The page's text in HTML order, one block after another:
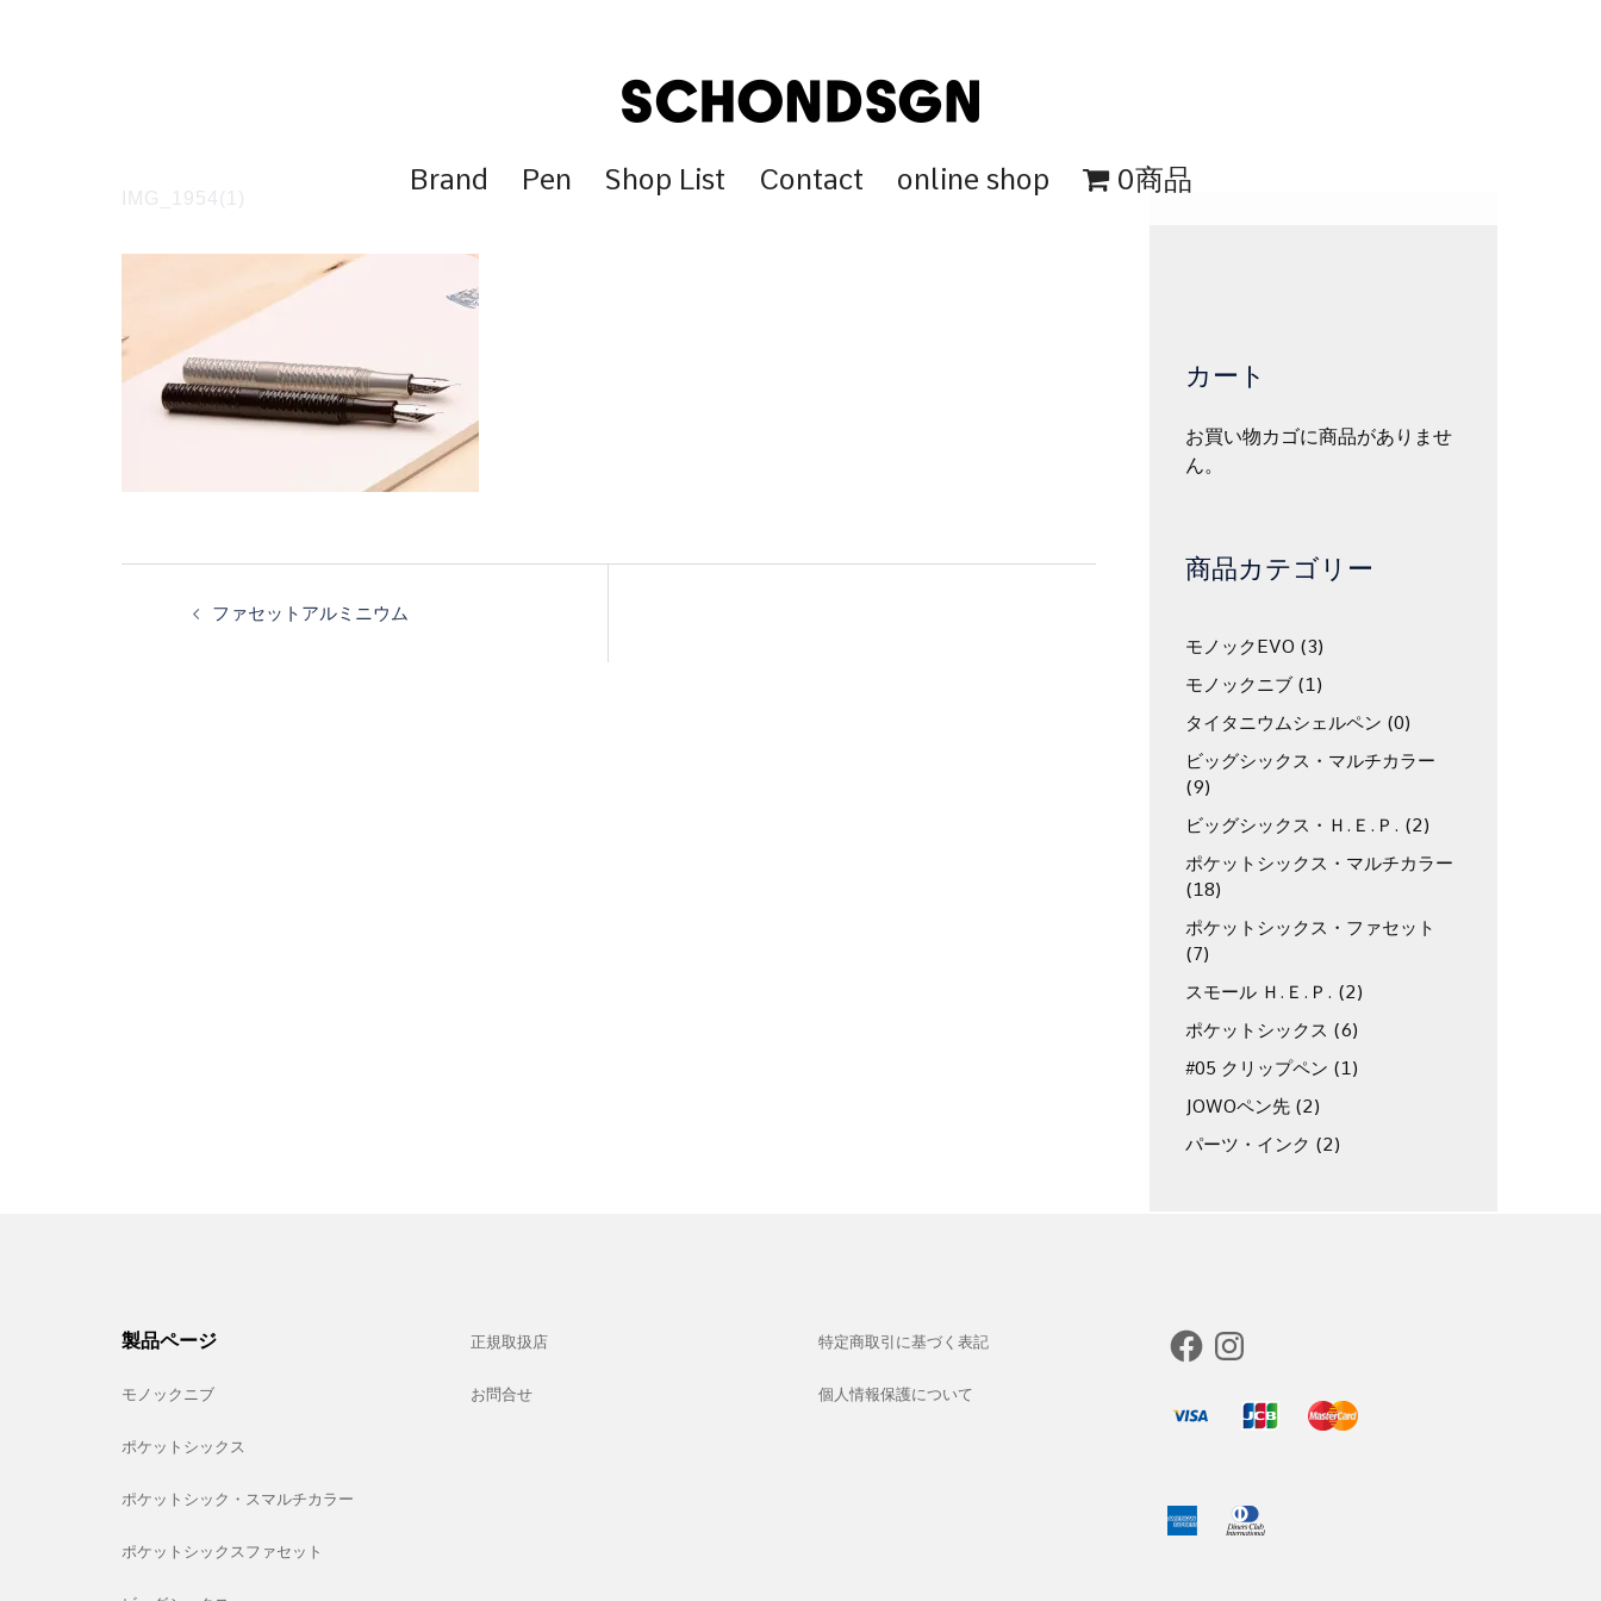
Brand Pen Shop List Contact online shop 0商品
IMG_1954(1)
投
ファセットアルミニウム
カート
お買い物カゴに商品がありませ
ん。
商品カテゴリー
モノックEVO (3)
モノックニブ (1)
タイタニウムシェルペン (0)
ビッグシックス・マルチカラー
(9)
ビッグシックス・Ｈ.Ｅ.Ｐ. (2)
ポケットシックス・マルチカラー
(18)
ポケットシックス・ファセット
(7)
スモール Ｈ.Ｅ.Ｐ. (2)
ポケットシックス (6)
#05 クリップペン (1)
JOWOペン先 (2)
パーツ・インク (2)
製品ページ
モノックニブ
ポケットシックス
ポケットシック・スマルチカラー
ポケットシックスファセット
正規取扱店
お問合せ
特定商取引に基づく表記
個人情報保護について
FacebookInstagram